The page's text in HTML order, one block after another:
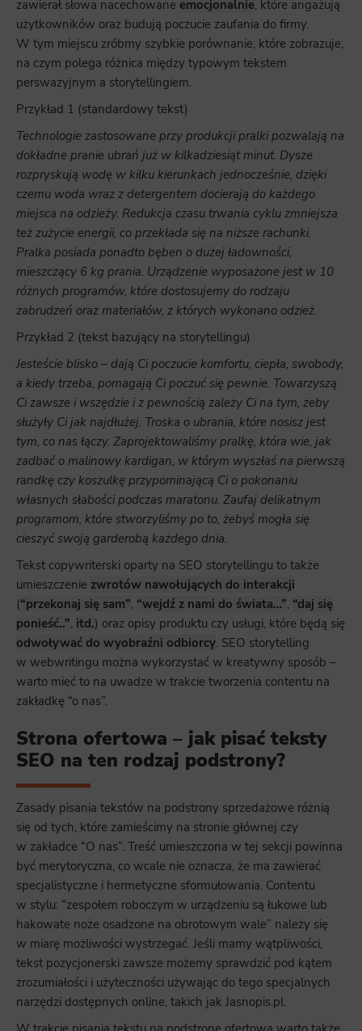
zawierał słowa nacechowane emocjonalnie, które angażują
użytkowników oraz budują poczucie zaufania do firmy.
W tym miejscu zróbmy szybkie porównanie, które zobrazuje,
na czym polega różnica między typowym tekstem
perswazyjnym a storytellingiem.
Przykład 1 (standardowy tekst)
Technologie zastosowane przy produkcji pralki pozwalają na
dokładne pranie ubrań już w kilkadziesiąt minut. Dysze
rozpryskują wodę w kilku kierunkach jednocześnie, dzięki
czemu woda wraz z detergentem docierają do każdego
miejsca na odzieży. Redukcja czasu trwania cyklu zmniejsza
też zużycie energii, co przekłada się na niższe rachunki.
Pralka posiada ponadto bęben o dużej ładowności,
mieszczący 6 kg prania. Urządzenie wyposażone jest w 10
różnych programów, które dostosujemy do rodzaju
zabrudzeń oraz materiałów, z których wykonano odzież.
Przykład 2 (tekst bazujący na storytellingu)
Jesteście blisko – dają Ci poczucie komfortu, ciepła, swobody,
a kiedy trzeba, pomagają Ci poczuć się pewnie. Towarzyszą
Ci zawsze i wszędzie i z pewnością zależy Ci na tym, żeby
służyły Ci jak najdłużej. Troska o ubrania, które nosisz jest
tym, co nas łączy. Zaprojektowaliśmy pralkę, która wie, jak
zadbać o malinowy kardigan, w którym wyszłaś na pierwszą
randkę czy koszulkę przypominającą Ci o pokonaniu
własnych słabości podczas maratonu. Zaufaj delikatnym
programom, które stworzyliśmy po to, żebyś mogła się
cieszyć swoją garderobą każdego dnia.
Tekst copywriterski oparty na SEO storytellingu to także
umieszczenie zwrotów nawołujących do interakcji
(“przekonaj się sam”, “wejdź z nami do świata…”, “daj się
ponieść..”, itd.) oraz opisy produktu czy usługi, które będą się
odwoływać do wyobraźni odbiorcy. SEO storytelling
w webwritingu można wykorzystać w kreatywny sposób –
warto mieć to na uwadze w trakcie tworzenia contentu na
zakładkę “o nas”.
Strona ofertowa – jak pisać teksty
SEO na ten rodzaj podstrony?
Zasady pisania tekstów na podstrony sprzedażowe różnią
się od tych, które zamieścimy na stronie głównej czy
w zakładce “O nas”. Treść umieszczona w tej sekcji powinna
być merytoryczna, co wcale nie oznacza, że ma zawierać
specjalistyczne i hermetyczne sformułowania. Contentu
w stylu: “zespołem roboczym w urządzeniu są łukowe lub
hakowate noże osadzone na obrotowym wale” należy się
w miarę możliwości wystrzegać. Jeśli mamy wątpliwości,
tekst pozycjonerski zawsze możemy sprawdzić pod kątem
zrozumiałości i użyteczności używając do tego specjalnych
narzędzi dostępnych online, takich jak Jasnopis.pl.